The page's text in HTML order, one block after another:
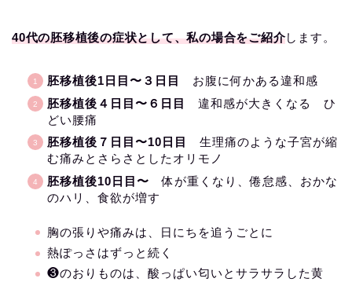
40代の胚移植後の症状として、私の場合をご紹介します。
胚移植後1日目〜３日目
お腹に何かある違和感
胚移植後４日目〜６日目
違和感が大きくなる ひ
どい腰痛
胚移植後７日目〜10日目
生理痛のような子宮が縮
む痛みとさらさとしたオリモノ
胚移植後10日目〜 体が重くなり、倦怠感、おかな
のハリ、食欲が増す
胸の張りや痛みは、日にちを追うごとに
熱ぽっさはずっと続く
❸のおりものは、酸っぱい匂いとサラサラした黄